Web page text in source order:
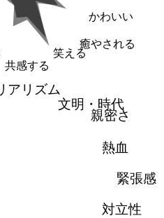
かわいい
癒やされる
笑える
共感する
アリズム
文明・時代
親密さ
熱血
緊張感
対立性